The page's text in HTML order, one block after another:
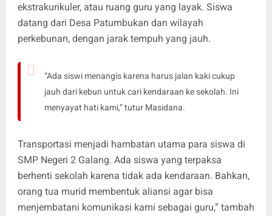
ekstrakurikuler, atau ruang guru yang layak. Siswa
datang dari Desa Patumbukan dan wilayah
perkebunan, dengan jarak tempuh yang jauh.
“Ada siswi menangis karena harus jalan kaki cukup
jauh dari kebun untuk cari kendaraan ke sekolah. Ini
menyayat hati kami,” tutur Masidana.
Transportasi menjadi hambatan utama para siswa di
SMP Negeri 2 Galang. Ada siswa yang terpaksa
berhenti sekolah karena tidak ada kendaraan. Bahkan,
orang tua murid membentuk aliansi agar bisa
menjembatani komunikasi kami sebagai guru,” tambah